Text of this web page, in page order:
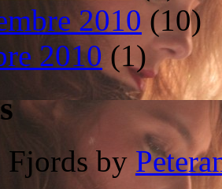
2010 (10)
2010 (1)
Fjords by